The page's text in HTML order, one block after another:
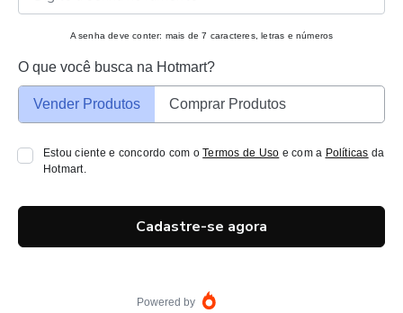
A senha deve conter: mais de 7 caracteres, letras e números
O que você busca na Hotmart?
Vender Produtos Comprar Produtos
Estou ciente e concordo com oTermos de Uso e com a Políticas da
Hotmart.
Cadastre-se agora
Powered by